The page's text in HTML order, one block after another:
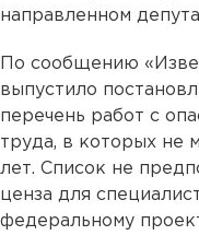
направленном
По сообщению
выпустило
перечень работ с
труда, в которых не
лет. Список не
ценза для
федеральному